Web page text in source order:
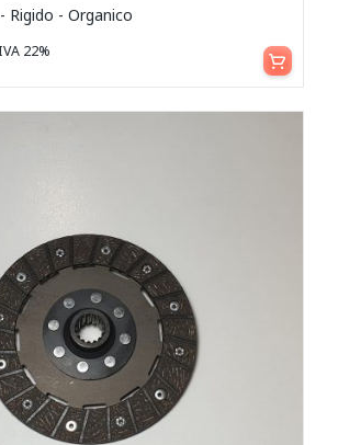
Rigido - Organico
22% Aggiungi al carrello